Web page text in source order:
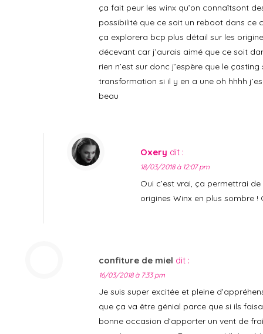
ça fait peur les winx qu’on connaîtsont
possibilité que ce soit un reboot dans ce
ça explorera bcp plus détail sur les
décevant car j’aurais aimé que ce soit
rien n’est sur donc j’espère que le
transformation si il y en a une oh hhhh
beau
Oxery dit :
18/03/2018 à 12:07 pm
Oui c’est vrai, ça permettrai
origines Winx en plus sombre !
confiture de miel dit :
16/03/2018 à 7:33 pm
Je suis super excitée et pleine
que ça va être génial parce que si ils
bonne occasion d’apporter un vent de